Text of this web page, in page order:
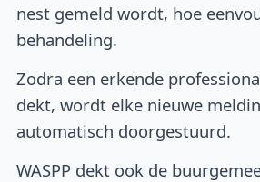
nest gemeld wordt, hoe
behandeling.
Zodra een erkende
dekt, wordt elke nieuwe
automatisch doorgestuurd.
WASPP dekt ook de